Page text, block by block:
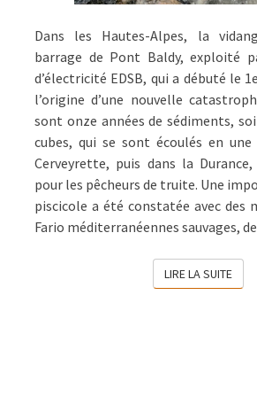
Dans les Hautes-Alpes, la
barrage de Pont Baldy, exploité
d’électricité EDSB, qui a débuté le
l’origine d’une nouvelle
sont onze années de sédiments,
cubes, qui se sont écoulés en
Cerveyrette, puis dans la
pour les pêcheurs de truite. Une
piscicole a été constatée avec des
Fario méditerranéennes sauvages,
LIRE LA SUITELIRE